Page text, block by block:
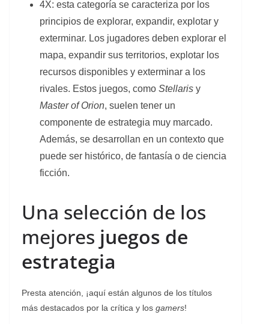
4X: esta categoría se caracteriza por los
principios de explorar, expandir, explotar y
exterminar. Los jugadores deben explorar el
mapa, expandir sus territorios, explotar los
recursos disponibles y exterminar a los
rivales. Estos juegos, como Stellaris y
Master of Orion, suelen tener un
componente de estrategia muy marcado.
Además, se desarrollan en un contexto que
puede ser histórico, de fantasía o de ciencia
ficción.
Una selección de los
mejores juegos de
estrategia
Presta atención, ¡aquí están algunos de los títulos
más destacados por la crítica y los gamers!